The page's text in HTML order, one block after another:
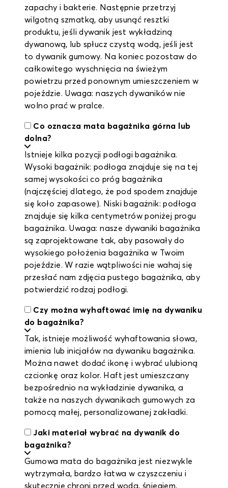
zapachy i bakterie. Następnie przetrzyj
wilgotną szmatką, aby usunąć resztki
produktu, jeśli dywanik jest wykładziną
dywanową, lub spłucz czystą wodą, jeśli jest
to dywanik gumowy. Na koniec pozostaw do
całkowitego wyschnięcia na świeżym
powietrzu przed ponownym umieszczeniem w
pojeździe. Uwaga: naszych dywaników nie
wolno prać w pralce.
Co oznacza mata bagażnika górna lub
dolna?
Istnieje kilka pozycji podłogi bagażnika.
Wysoki bagażnik: podłoga znajduje się na tej
samej wysokości co próg bagażnika
(najczęściej dlatego, że pod spodem znajduje
się koło zapasowe). Niski bagażnik: podłoga
znajduje się kilka centymetrów poniżej progu
bagażnika. Uwaga: nasze dywaniki bagażnika
są zaprojektowane tak, aby pasowały do
wysokiego położenia bagażnika w Twoim
pojeździe. W razie wątpliwości nie wahaj się
przesłać nam zdjęcia pustego bagażnika, aby
potwierdzić rodzaj podłogi.
Czy można wyhaftować imię na dywaniku
do bagażnika?
Tak, istnieje możliwość wyhaftowania słowa,
imienia lub inicjałów na dywaniku bagażnika.
Można nawet dodać ikonę i wybrać ulubioną
czcionkę oraz kolor. Haft jest umieszczany
bezpośrednio na wykładzinie dywanika, a
także na naszych dywanikach gumowych za
pomocą małej, personalizowanej zakładki.
Jaki materiał wybrać na dywanik do
bagażnika?
Gumowa mata do bagażnika jest niezwykle
wytrzymała, bardzo łatwa w czyszczeniu i
skutecznie chroni przed wodą, śniegiem,